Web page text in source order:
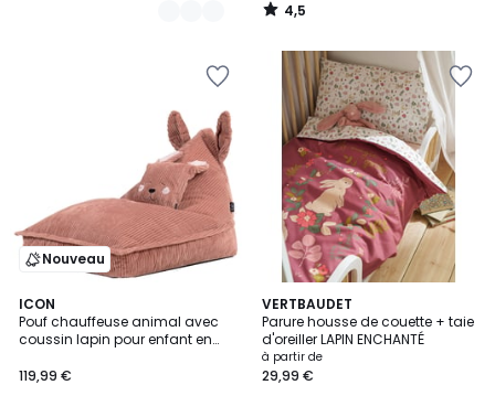
4,5
/
Nouveau
ICON
Pouf chauffeuse animal avec
coussin lapin pour enfant en
119,99 €
VERTBAUDET
Parure housse de couette + taie
d'oreiller LAPIN ENCHANTÉ
à partir de
29,99 €